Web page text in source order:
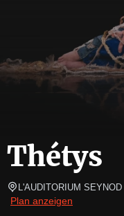
Thétys
L'AUDITORIUM SEYNOD
Plan anzeigen